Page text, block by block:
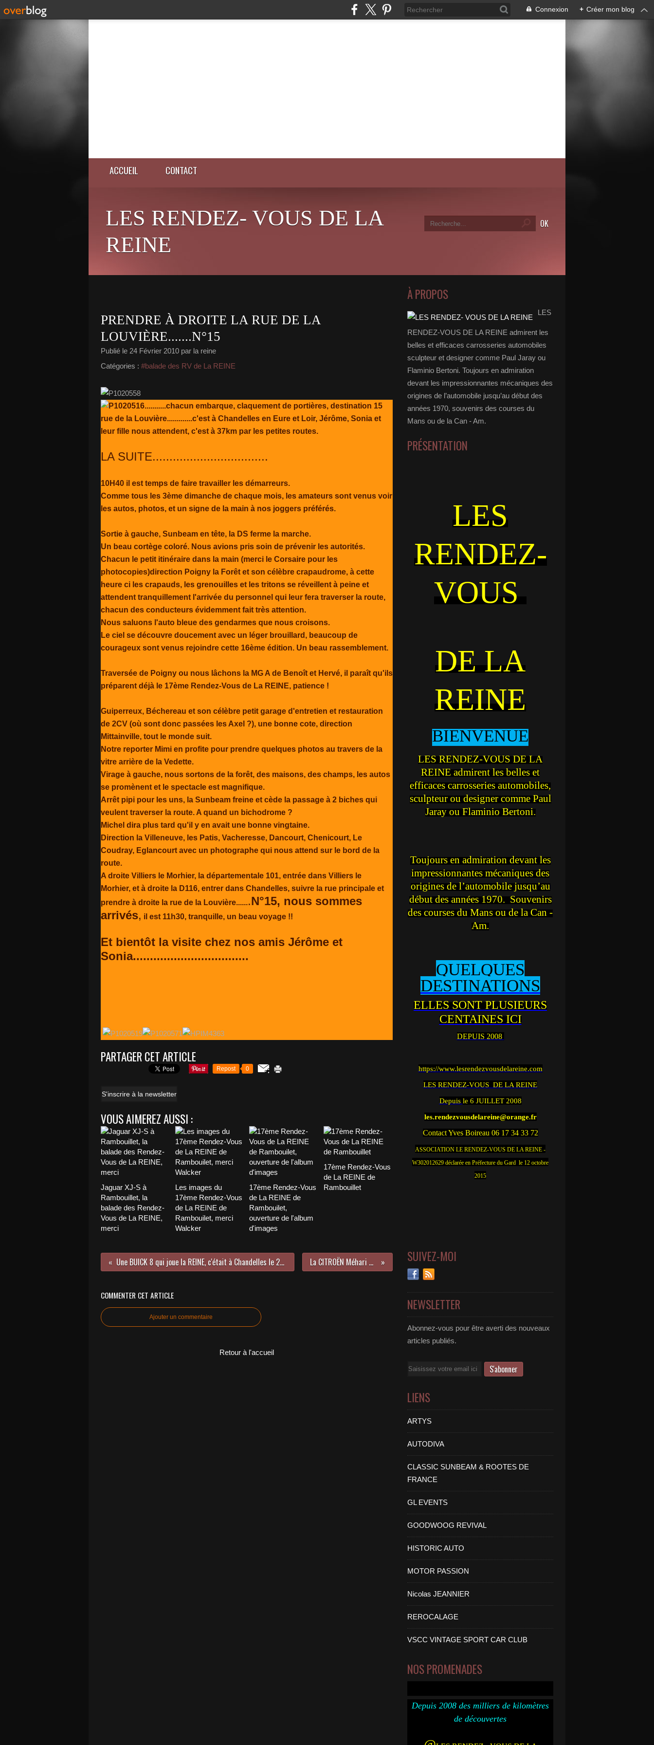
Connexion + Créer mon blog
ACCUEIL CONTACT
LES RENDEZ- VOUS DE LA
REINE
PRENDRE À DROITE LA RUE DE LA
LOUVIÈRE.......N°15
Publié le 24 Février 2010 par la reine
Catégories : #balade des RV de La REINE
...........chacun embarque, claquement de portières, destination 15
rue de la Louvière.............c'est à Chandelles en Eure et Loir, Jérôme, Sonia et
leur fille nous attendent, c'est à 37km par les petites routes.
LA SUITE..................................
10H40 il est temps de faire travailler les démarreurs.
Comme tous les 3ème dimanche de chaque mois, les amateurs sont venus voir
les autos, photos, et un signe de la main à nos joggers préférés.
Sortie à gauche, Sunbeam en tête, la DS ferme la marche.
Un beau cortège coloré. Nous avions pris soin de prévenir les autorités.
Chacun le petit itinéraire dans la main (merci le Corsaire pour les
photocopies)direction Poigny la Forêt et son célèbre crapaudrome, à cette
heure ci les crapauds, les grenouilles et les tritons se réveillent à peine et
attendent tranquillement l'arrivée du personnel qui leur fera traverser la route,
chacun des conducteurs évidemment fait très attention.
Nous saluons l'auto bleue des gendarmes que nous croisons.
Le ciel se découvre doucement avec un léger brouillard, beaucoup de
courageux sont venus rejoindre cette 16ème édition. Un beau rassemblement.
Traversée de Poigny ou nous lâchons la MG A de Benoît et Hervé, il paraît qu'ils
préparent déjà le 17ème Rendez-Vous de La REINE, patience !
Guiperreux, Béchereau et son célèbre petit garage d'entretien et restauration
de 2CV (où sont donc passées les Axel ?), une bonne cote, direction
Mittainville, tout le monde suit.
Notre reporter Mimi en profite pour prendre quelques photos au travers de la
vitre arrière de la Vedette.
Virage à gauche, nous sortons de la forêt, des maisons, des champs, les autos
se promènent et le spectacle est magnifique.
Arrêt pipi pour les uns, la Sunbeam freine et cède la passage à 2 biches qui
veulent traverser la route. A quand un bichodrome ?
Michel dira plus tard qu'il y en avait une bonne vingtaine.
Direction la Villeneuve, les Patis, Vacheresse, Dancourt, Chenicourt, Le
Coudray, Eglancourt avec un photographe qui nous attend sur le bord de la
route.
A droite Villiers le Morhier, la départementale 101, entrée dans Villiers le
Morhier, et à droite la D116, entrer dans Chandelles, suivre la rue principale et
prendre à droite la rue de la Louvière.......N°15, nous sommes
arrivés, il est 11h30, tranquille, un beau voyage !!
Et bientôt la visite chez nos amis Jérôme et
Sonia..................................
PARTAGER CET ARTICLE
Repost 0
S'inscrire à la newsletter
VOUS AIMEREZ AUSSI :
Jaguar XJ-S à
Rambouillet, la
balade des Rendez-
Vous de La REINE,
merci
Les images du
17ème Rendez-Vous
de La REINE de
Rambouilet, merci
Walcker
17ème Rendez-Vous
de La REINE de
Rambouilet,
ouverture de l'album
d'images
17ème Rendez-Vous
de La REINE de
Rambouillet
Une BUICK 8 qui joue la REINE, c'était à Chandelles le 21 février 2010 La CITROËN Méhari de JEAN
COMMENTER CET ARTICLE
Ajouter un commentaire
Retour à l'accueil
À PROPOS
LES
RENDEZ-VOUS DE LA REINE admirent les
belles et efficaces carrosseries automobiles
sculpteur et designer comme Paul Jaray ou
Flaminio Bertoni. Toujours en admiration
devant les impressionnantes mécaniques des
origines de l’automobile jusqu’au début des
années 1970, souvenirs des courses du
Mans ou de la Can - Am.
PRÉSENTATION
LES
RENDEZ-
VOUS
DE LA
REINE
BIENVENUE
LES RENDEZ-VOUS DE LA
REINE admirent les belles et
efficaces carrosseries automobiles,
sculpteur ou designer comme Paul
Jaray ou Flaminio Bertoni.
Toujours en admiration devant les
impressionnantes mécaniques des
origines de l’automobile jusqu’au
début des années 1970. Souvenirs
des courses du Mans ou de la Can -
Am.
QUELQUES
DESTINATIONS
ELLES SONT PLUSIEURS
CENTAINES ICI
DEPUIS 2008
https://www.lesrendezvousdelareine.com
LES RENDEZ-VOUS DE LA REINE
Depuis le 6 JUILLET 2008
les.rendezvousdelareine@orange.fr
Contact Yves Boireau 06 17 34 33 72
ASSOCIATION LE RENDEZ-VOUS DE LA REINE -
W302012629 déclarée en Préfecture du Gard le 12 octobre
2015
SUIVEZ-MOI
NEWSLETTER
Abonnez-vous pour être averti des nouveaux
articles publiés.
Email
LIENS
ARTYS
AUTODIVA
CLASSIC SUNBEAM & ROOTES DE
FRANCE
GL EVENTS
GOODWOOG REVIVAL
HISTORIC AUTO
MOTOR PASSION
Nicolas JEANNIER
REROCALAGE
VSCC VINTAGE SPORT CAR CLUB
NOS PROMENADES
Depuis 2008 des milliers de kilomètres
de découvertes